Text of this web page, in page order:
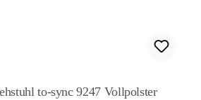
to-sync 9247 Vollpolster